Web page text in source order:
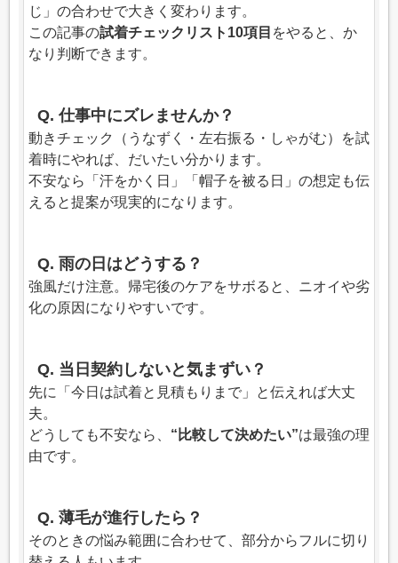
じ」の合わせで大きく変わります。
この記事の試着チェックリスト10項目 をやると、か
なり判断できます。
Q. 仕事中にズレませんか？
動きチェック（うなずく・左右振る・しゃがむ）を試
着時にやれば、だいたい分かります。
不安なら「汗をかく日」「帽子を被る日」の想定も伝
えると提案が現実的になります。
Q. 雨の日はどうする？
強風だけ注意。帰宅後のケアをサボると、ニオイや劣
化の原因になりやすいです。
Q. 当日契約しないと気まずい？
先に「今日は試着と見積もりまで」と伝えれば大丈
夫。
どうしても不安なら、 “比較して決めたい”は最強の理
由です。
Q. 薄毛が進行したら？
そのときの悩み範囲に合わせて、部分からフルに切り